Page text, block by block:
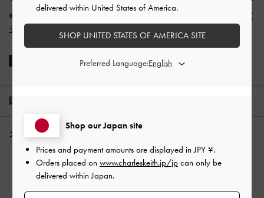
※「登録する」ボタンをクリックすると、
プライバ
シー規約
国/地域:
カスタマーケア
ショッピングガイド
よくあるご質問
お問い合わせ
Shop our Japan site
Prices and payment amounts are displayed inJPY ¥.
Orders placed on www.charleskeith.jp/jp can only be
delivered within Japan.
delivered within United States of America.
SHOP UNITED STATES OF AMERICA SITE
Preferred Language: